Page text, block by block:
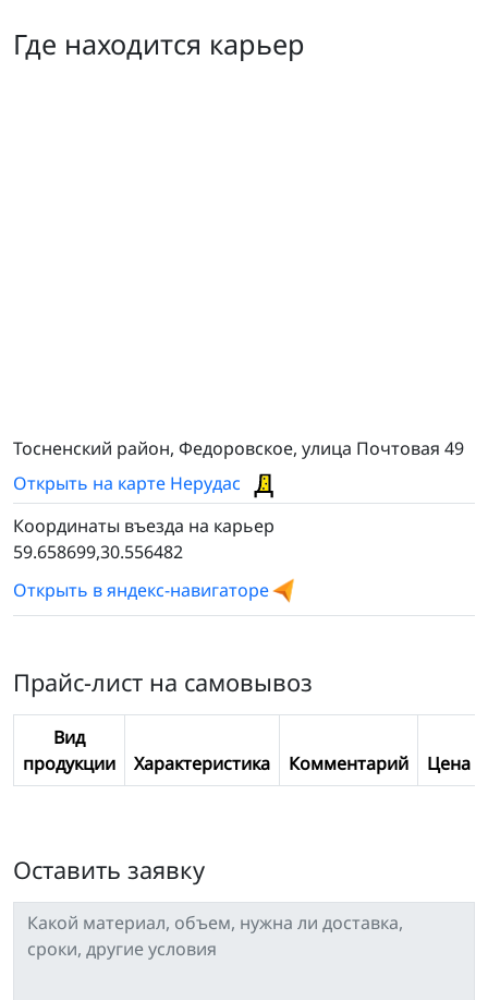
Где находится карьер
Тосненский район, Федоровское, улица Почтовая 49
Открыть на карте Нерудас
Координаты въезда на карьер
59.658699,30.556482
Открыть в яндекс-навигаторе
Прайс-лист на самовывоз
Вид
продукции
Характеристика Комментарий Цена
Оставить заявку